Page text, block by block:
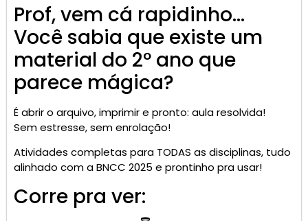
Prof, vem cá rapidinho…
Você sabia que existe um
material do 2º ano que
parece mágica?
É abrir o arquivo, imprimir e pronto: aula resolvida!
Sem estresse, sem enrolação!
Atividades completas para TODAS as disciplinas, tudo
alinhado com a BNCC 2025 e prontinho pra usar!
Corre pra ver: